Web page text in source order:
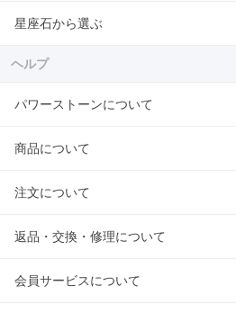
星座石から選ぶ
ヘルプ
パワーストーンについて
商品について
注文について
返品・交換・修理について
会員サービスについて